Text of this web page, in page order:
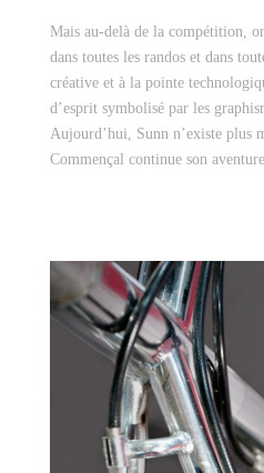
Mais au-delà de la compétition,
dans toutes les randos et dans
créative et à la pointe
d’esprit symbolisé par les
Aujourd’hui, Sunn n’existe plus
Commençal continue son